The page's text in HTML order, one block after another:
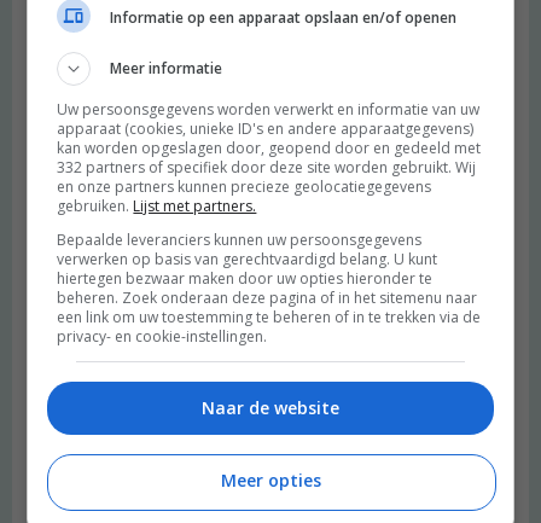
kokos-karamelsaus online. Mocht […]
Beantwoorden
chocoladeverkopers schreef:
2015 OM
ziet er goed uit, ook dankzij de mooie fotos :)
5x recepten met zomers fruit | De Groene Meisjes schreef:
[…] Chocolade pannenkoeken met fruit en cashewcream Zin om
eens uit te pakken bij het ontbijt? Maak dan deze chocolade
pannenkoekjes met cashewcream. Natuurlijk kan je elk fruit
gebruiken dat je wil maar met aardbeien en frambozen zijn ze het
lekkerst ;) […]
Informatie op een apparaat opslaan en/of openen
Meer informatie
Uw persoonsgegevens worden verwerkt en informatie van uw
apparaat (cookies, unieke ID's en andere apparaatgegevens)
kan worden opgeslagen door, geopend door en gedeeld met
332 partners of specifiek door deze site worden gebruikt. Wij
en onze partners kunnen precieze geolocatiegegevens
gebruiken. Lijst met partners.
Bepaalde leveranciers kunnen uw persoonsgegevens
verwerken op basis van gerechtvaardigd belang. U kunt
hiertegen bezwaar maken door uw opties hieronder te
beheren. Zoek onderaan deze pagina of in het sitemenu naar
een link om uw toestemming te beheren of in te trekken via de
privacy- en cookie-instellingen.
Naar de website
Meer opties